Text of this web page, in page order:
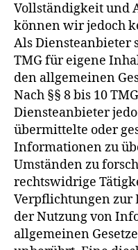
Vollständigkeit und
können wir jedoch
Als Diensteanbieter
TMG für eigene
den allgemeinen
Nach §§ 8 bis 10
Diensteanbieter
übermittelte oder
Informationen zu
Umständen zu
rechtswidrige
Verpflichtungen zur
der Nutzung von
allgemeinen